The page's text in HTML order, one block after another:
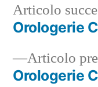
articoli
Articolo
Orologerie
Articolo
Orologerie